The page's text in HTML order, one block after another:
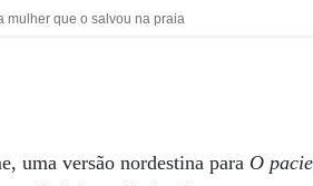
mulher que o salvou na praia
uma versão nordestina para O